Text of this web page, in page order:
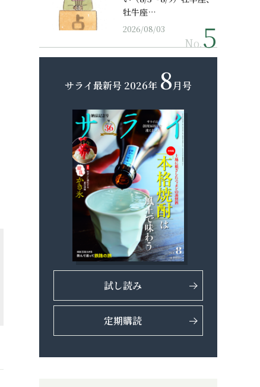
牡牛座…
2026/08/03
No.
サライ最新号 2026年 8月号
試し読み
定期購読